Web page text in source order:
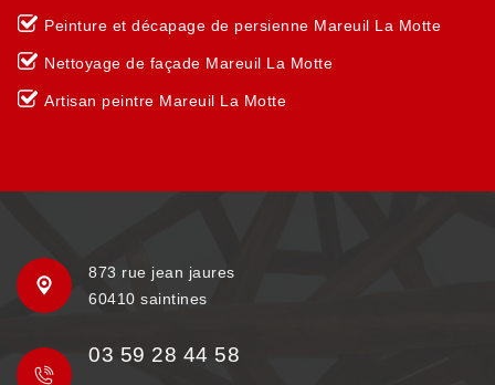
Peinture et décapage de persienne Mareuil La Motte
Nettoyage de façade Mareuil La Motte
Artisan peintre Mareuil La Motte
873 rue jean jaures
60410 saintines
03 59 28 44 58